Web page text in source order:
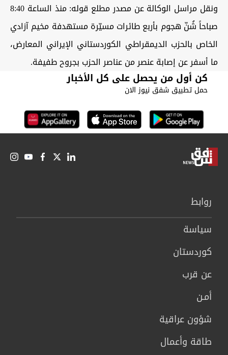
ونقل مراسل الوكالة عن مصدر مطلع قوله: منذ الساعة 8:40
صباحاً شُنّ هجوم بأربع طائرات مسيّرة مستهدفة مخيم آزادي
الخاص بالحزب الديمقراطي الكوردستاني الإيراني المعارض،
ما أسفر عن إصابة عنصر من عناصر الحزب بجروح طفيفة.
كن أول من يحصل على كل الأخبار
حمل تطبيق شفق نيوز الان
روابط
سیاسة
كوردستان
عن قرب
أمـن
شؤون عراقية
طاقة وأعمال